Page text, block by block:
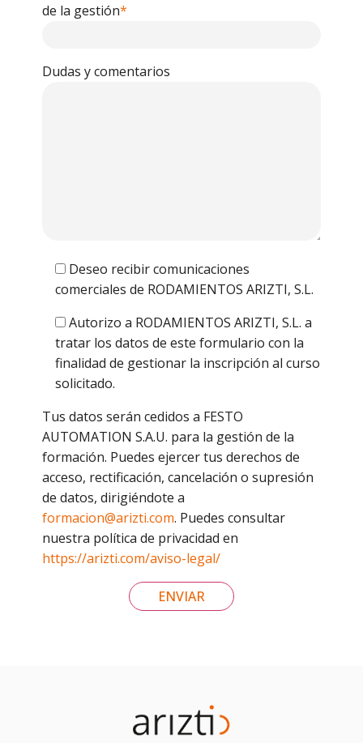
de la gestión*
Dudas y comentarios
Deseo recibir comunicaciones
comerciales de RODAMIENTOS ARIZTI, S.L.
Autorizo a RODAMIENTOS ARIZTI, S.L. a
tratar los datos de este formulario con la
finalidad de gestionar la inscripción al curso
solicitado.
Tus datos serán cedidos a FESTO
AUTOMATION S.A.U. para la gestión de la
formación. Puedes ejercer tus derechos de
acceso, rectificación, cancelación o supresión
de datos, dirigiéndote a
formacion@arizti.com. Puedes consultar
nuestra política de privacidad en
https://arizti.com/aviso-legal/